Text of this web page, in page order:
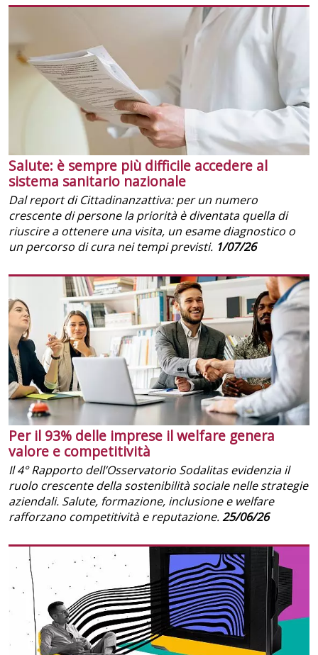
Salute: è sempre più difficile accedere al
sistema sanitario nazionale
Dal report di Cittadinanzattiva: per un numero
crescente di persone la priorità è diventata quella di
riuscire a ottenere una visita, un esame diagnostico o
un percorso di cura nei tempi previsti. 1/07/26
Per il 93% delle imprese il welfare genera
valore e competitività
Il 4° Rapporto dell’Osservatorio Sodalitas evidenzia il
ruolo crescente della sostenibilità sociale nelle strategie
aziendali. Salute, formazione, inclusione e welfare
rafforzano competitività e reputazione.25/06/26